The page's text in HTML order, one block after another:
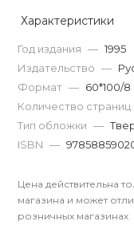
Характеристики
Год издания — 1995
Издательство —
Формат — 60*100/8
Количество страниц
Тип обложки —
ISBN —
Цена действительна
магазина и может
розничных магазинах